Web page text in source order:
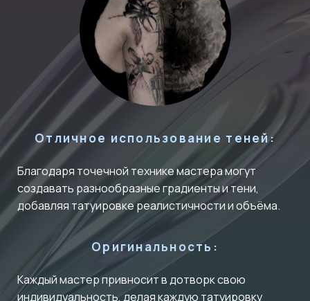
Отличное использование теней:
Благодаря точечной технике мастера могут
создавать разнообразные градиенты и тени,
добавляя татуировке реалистичности и объёма.
Оригинальность:
Каждый мастер привносит в дотворк свою
индивидуальность, делая каждую татуировку